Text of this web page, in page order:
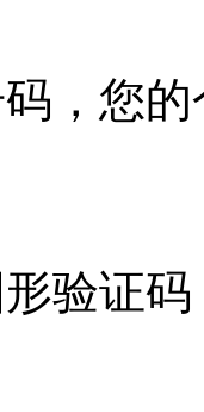
，您
验证码